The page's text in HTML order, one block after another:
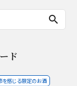
search
ド
を感じる限定のお酒